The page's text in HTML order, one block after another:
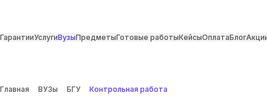
ГарантииУслугиВузыПредметыГотовые работыКейсыОплатаБлог
Главная ВУЗы БГУ Контрольная работа